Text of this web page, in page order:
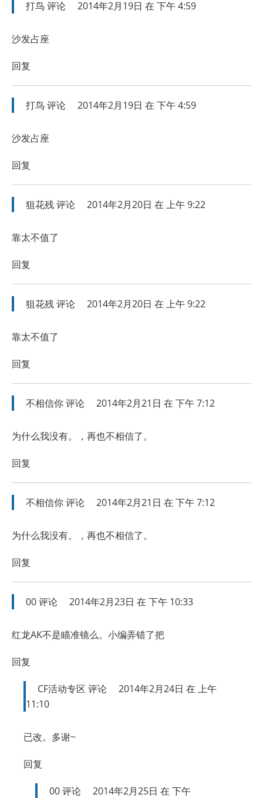
打鸟评论 2014年2月19日 在 下午 4:59
沙发占座
回复
打鸟评论 2014年2月19日 在 下午 4:59
沙发占座
回复
狙花残评论 2014年2月20日 在 上午 9:22
靠太不值了
回复
狙花残评论 2014年2月20日 在 上午 9:22
靠太不值了
回复
不相信你评论 2014年2月21日 在 下午 7:12
为什么我没有。，再也不相信了。
回复
不相信你评论 2014年2月21日 在 下午 7:12
为什么我没有。，再也不相信了。
回复
00评论 2014年2月23日 在 下午 10:33
红龙AK不是瞄准镜么。小编弄错了把
回复
CF活动专区 评论
2014年2月24日 在 上午
11:10
已改。多谢~
回复
00评论
2014年2月25日 在 下午